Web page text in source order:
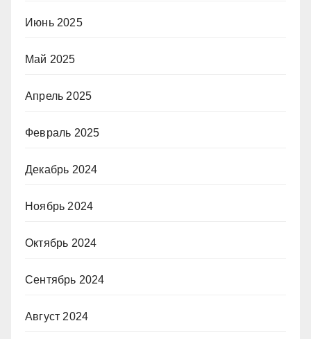
Июнь 2025
Май 2025
Апрель 2025
Февраль 2025
Декабрь 2024
Ноябрь 2024
Октябрь 2024
Сентябрь 2024
Август 2024